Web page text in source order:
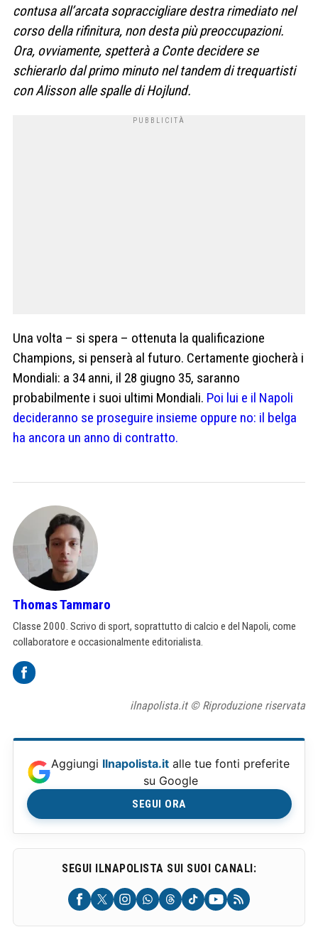
contusa all’arcata sopraccigliare destra rimediato nel
corso della rifinitura, non desta più preoccupazioni.
Ora, ovviamente, spetterà a Conte decidere se
schierarlo dal primo minuto nel tandem di trequartisti
con Alisson alle spalle di Hojlund.
Una volta – si spera – ottenuta la qualificazione
Champions, si penserà al futuro. Certamente giocherà i
Mondiali: a 34 anni, il 28 giugno 35, saranno
probabilmente i suoi ultimi Mondiali. Poi lui e il Napoli
decideranno se proseguire insieme oppure no: il belga
ha ancora un anno di contratto.
Thomas Tammaro
Classe 2000. Scrivo di sport, soprattutto di calcio e del Napoli, come
collaboratore e occasionalmente editorialista.
ilnapolista.it © Riproduzione riservata
Aggiungi Ilnapolista.it alle tue fonti preferite
su Google
SEGUI ORA
SEGUI ILNAPOLISTA SUI SUOI CANALI: